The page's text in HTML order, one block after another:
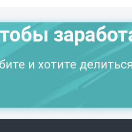
и хотите